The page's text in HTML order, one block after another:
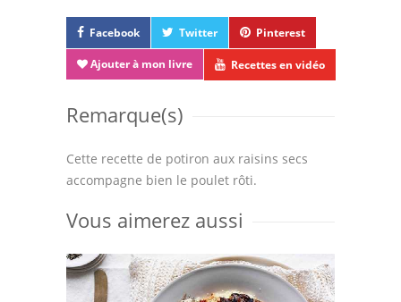
Facebook Twitter Pinterest
Ajouter à mon livre Recettes en vidéo
Remarque(s)
Cette recette de potiron aux raisins secs
accompagne bien le poulet rôti.
Vous aimerez aussi